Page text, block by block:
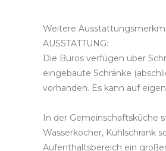
Weitere
AUSSTATTUNG:
Die Büros verfügen über
eingebaute Schränke
vorhanden. Es kann auf
In der Gemeinschaftsküche
Wasserkocher, Kühlschrank
Aufenthaltsbereich ein